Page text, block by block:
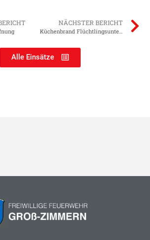
NÄCHSTER BERICHT
Küchenbrand Flüchtlingsunterkunft
Alle Einsätze